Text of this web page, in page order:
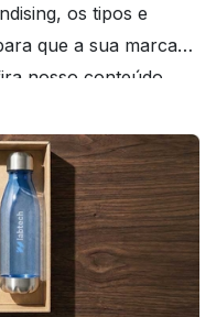
os tipos e
que a sua marca
nosso conteúdo